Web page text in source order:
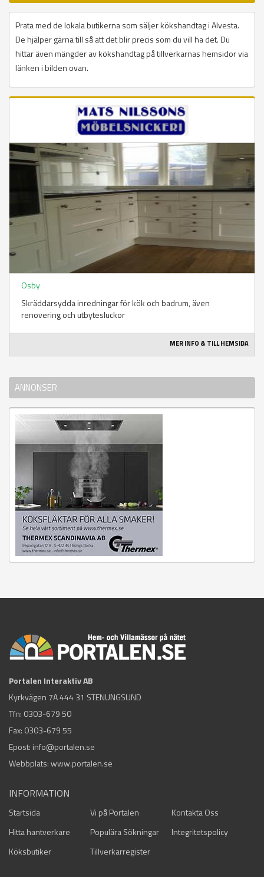
Prata med de lokala butikerna som säljer kökshandtag i Alvesta.
De hjälper gärna till så att det blir precis som du vill ha det. Du
hittar även mängder av kökshandtag på tillverkarnas hemsidor via
länken i bilden ovan.
Osby
Skräddarsydda inredningar för kök och badrum, även
renovering och utbytesluckor
MER INFO & TILL HEMSIDA
ANNONSER
Portalen Interaktiv AB
Kyrkvägen 7A 444 31 STENUNGSUND
Tfn: 0303-679 50
Fax: 0303-679 55
Epost: info@portalen.se
Webbplats: www.portalen.se
INFORMATION
Startsida Vi på Portalen
Kontakta Oss
Hitta hantverkare
Populära Sökningar
Integritetspolicy
Köksbutiker
Tillverkarregister